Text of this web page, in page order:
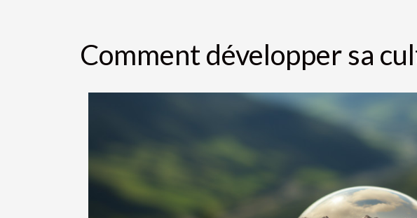
Comment développer sa